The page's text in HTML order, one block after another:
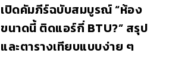
เปิดคัมภีร์ฉบับสมบูรณ์ “ห้อง
ขนาดนี้ ติดแอร์กี่ BTU?” สรุป
และตารางเทียบแบบง่าย ๆ